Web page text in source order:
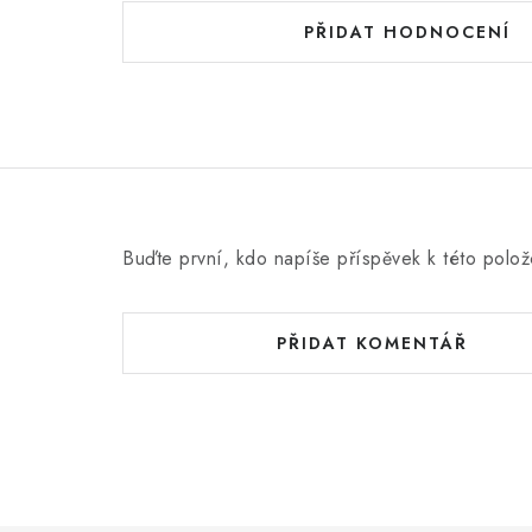
PŘIDAT HODNOCENÍ
Buďte první, kdo napíše příspěvek k této
PŘIDAT KOMENTÁŘ